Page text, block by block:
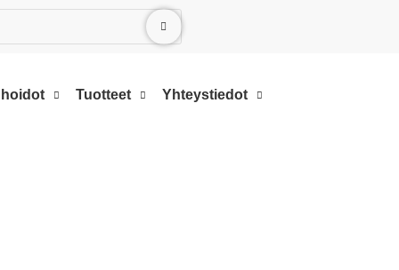
Tuotteet Yhteystiedot